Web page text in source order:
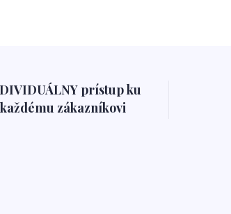
prístup ku
každému zákazníkovi